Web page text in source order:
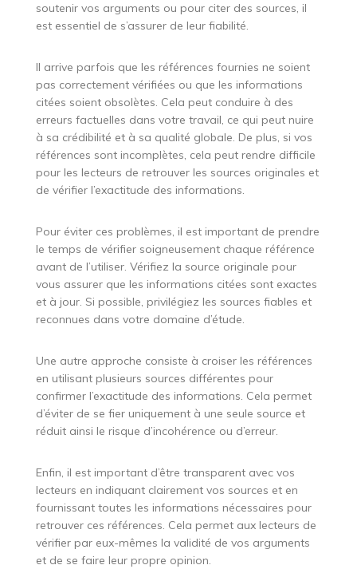
soutenir vos arguments ou pour citer des sources, il
est essentiel de s’assurer de leur fiabilité.
Il arrive parfois que les références fournies ne soient
pas correctement vérifiées ou que les informations
citées soient obsolètes. Cela peut conduire à des
erreurs factuelles dans votre travail, ce qui peut nuire
à sa crédibilité et à sa qualité globale. De plus, si vos
références sont incomplètes, cela peut rendre difficile
pour les lecteurs de retrouver les sources originales et
de vérifier l’exactitude des informations.
Pour éviter ces problèmes, il est important de prendre
le temps de vérifier soigneusement chaque référence
avant de l’utiliser. Vérifiez la source originale pour
vous assurer que les informations citées sont exactes
et à jour. Si possible, privilégiez les sources fiables et
reconnues dans votre domaine d’étude.
Une autre approche consiste à croiser les références
en utilisant plusieurs sources différentes pour
confirmer l’exactitude des informations. Cela permet
d’éviter de se fier uniquement à une seule source et
réduit ainsi le risque d’incohérence ou d’erreur.
Enfin, il est important d’être transparent avec vos
lecteurs en indiquant clairement vos sources et en
fournissant toutes les informations nécessaires pour
retrouver ces références. Cela permet aux lecteurs de
vérifier par eux-mêmes la validité de vos arguments
et de se faire leur propre opinion.